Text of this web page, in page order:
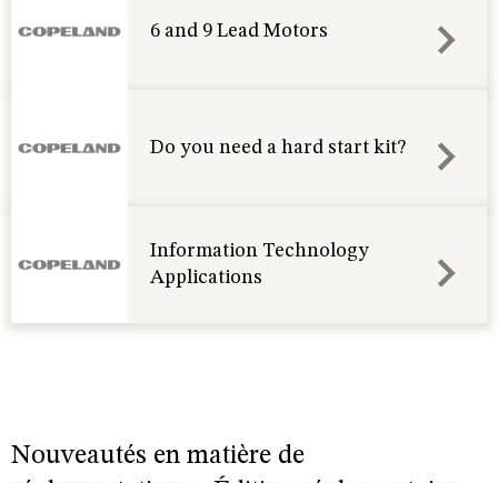
6 and 9 Lead Motors
Do you need a hard start kit?
Information Technology
Applications
Nouveautés en matière de